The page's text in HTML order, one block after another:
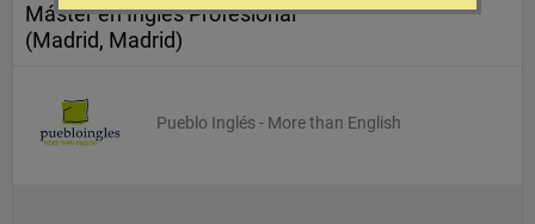
Máster en Inglés Profesional
(Madrid, Madrid)
Pueblo Inglés - More than English